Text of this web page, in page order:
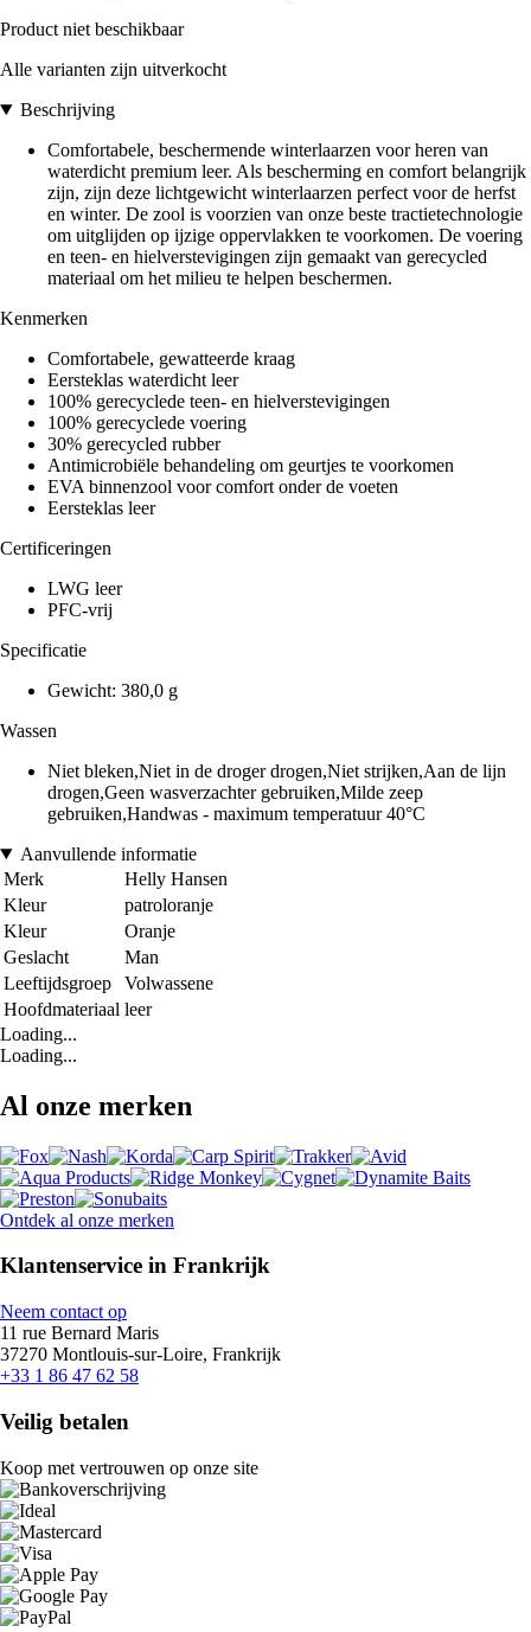
Product niet beschikbaar
Alle varianten zijn uitverkocht
Beschrijving
Comfortabele, beschermende winterlaarzen voor heren van
waterdicht premium leer. Als bescherming en comfort belangrijk
zijn, zijn deze lichtgewicht winterlaarzen perfect voor de herfst
en winter. De zool is voorzien van onze beste tractietechnologie
om uitglijden op ijzige oppervlakken te voorkomen. De voering
en teen- en hielverstevigingen zijn gemaakt van gerecycled
materiaal om het milieu te helpen beschermen.
Kenmerken
Comfortabele, gewatteerde kraag
Eersteklas waterdicht leer
100% gerecyclede teen- en hielverstevigingen
100% gerecyclede voering
30% gerecycled rubber
Antimicrobiële behandeling om geurtjes te voorkomen
EVA binnenzool voor comfort onder de voeten
Eersteklas leer
Certificeringen
LWG leer
PFC-vrij
Specificatie
Gewicht: 380,0 g
Wassen
Niet bleken,Niet in de droger drogen,Niet strijken,Aan de lijn
drogen,Geen wasverzachter gebruiken,Milde zeep
gebruiken,Handwas - maximum temperatuur 40°C
Aanvullende informatie
Merk
Helly Hansen
Kleur
patroloranje
Kleur
Oranje
Geslacht
Man
Leeftijdsgroep
Volwassene
Hoofdmateriaal leer
Loading...
Loading...
Al onze merken
Ontdek al onze merken
Klantenservice in Frankrijk
Neem contact op
11 rue Bernard Maris
37270 Montlouis-sur-Loire, Frankrijk
+33 1 86 47 62 58
Veilig betalen
Koop met vertrouwen op onze site